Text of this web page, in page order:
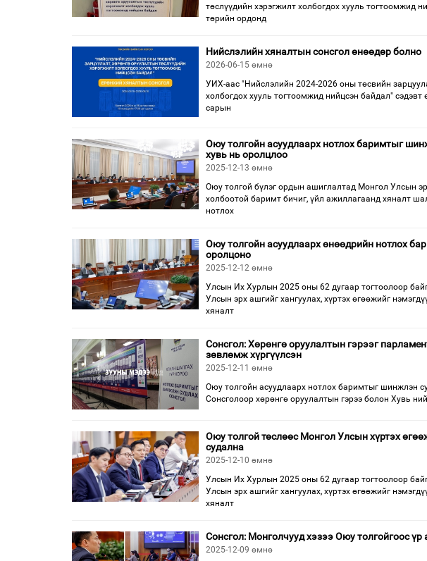
төслүүдийн хэрэгжилт холбогдох хууль тогтоомжид
төрийн ордонд
Нийслэлийн хяналтын сонсгол өнөөдөр болно
2026-06-15 өмнө
УИХ-аас "Нийслэлийн 2024-2026 оны төсвийн
холбогдох хууль тогтоомжид нийцсэн байдал"
сарын
Оюу толгойн асуудлаарх нотлох баримтыг
хувь нь оролцлоо
2025-12-13 өмнө
Оюу толгой бүлэг ордын ашиглалтад Монгол Улсын
холбоотой баримт бичиг, үйл ажиллагаанд хяналт
нотлох
Оюу толгойн асуудлаарх өнөөдрийн нотлох
оролцоно
2025-12-12 өмнө
Улсын Их Хурлын 2025 оны 62 дугаар тогтоолоор
Улсын эрх ашгийг хангуулах, хүртэх өгөөжийг
хяналт
Сонсгол: Хөрөнгө оруулалтын гэрээг
зөвлөмж хүргүүлсэн
2025-12-11 өмнө
Оюу толгойн асуудлаарх нотлох баримтыг шинжлэн
Сонсголоор хөрөнгө оруулалтын гэрээ болон Хувь
Оюу толгой төслөөс Монгол Улсын хүртэх
судална
2025-12-10 өмнө
Улсын Их Хурлын 2025 оны 62 дугаар тогтоолоор
Улсын эрх ашгийг хангуулах, хүртэх өгөөжийг
хяналт
Сонсгол: Монголчууд хэзээ Оюу толгойгоос үр
2025-12-09 өмнө